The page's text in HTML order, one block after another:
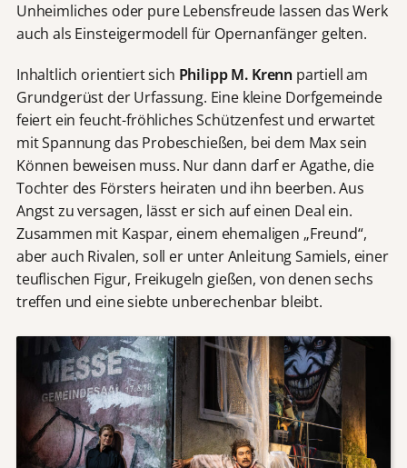
Unheimliches oder pure Lebensfreude lassen das Werk
auch als Einsteigermodell für Opernanfänger gelten.
Inhaltlich orientiert sich Philipp M. Krenn partiell am
Grundgerüst der Urfassung. Eine kleine Dorfgemeinde
feiert ein feucht-fröhliches Schützenfest und erwartet
mit Spannung das Probeschießen, bei dem Max sein
Können beweisen muss. Nur dann darf er Agathe, die
Tochter des Försters heiraten und ihn beerben. Aus
Angst zu versagen, lässt er sich auf einen Deal ein.
Zusammen mit Kaspar, einem ehemaligen „Freund“,
aber auch Rivalen, soll er unter Anleitung Samiels, einer
teuflischen Figur, Freikugeln gießen, von denen sechs
treffen und eine siebte unberechenbar bleibt.